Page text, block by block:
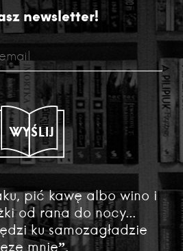
newsletter!
WYŚLIJ
pić kawę albo wino i
od rana do nocy...
ku samozagładzie
mnie”.